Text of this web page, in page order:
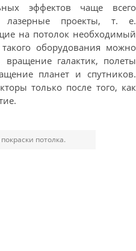
эффектов чаще всего
лазерные проекты, т. е.
на потолок необходимый
оборудования можно
вращение галактик, полеты
планет и спутников.
только после того, как
потолка.